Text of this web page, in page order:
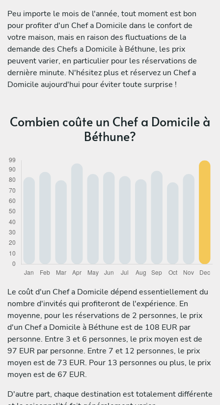
Peu importe le mois de l'année, tout moment est bon
pour profiter d'un Chef a Domicile dans le confort de
votre maison, mais en raison des fluctuations de la
demande des Chefs a Domicile à Béthune, les prix
peuvent varier, en particulier pour les réservations de
dernière minute. N'hésitez plus et réservez un Chef a
Domicile aujourd'hui pour éviter toute surprise !
Combien coûte un Chef a Domicile à
Béthune?
Le coût d'un Chef a Domicile dépend essentiellement du
nombre d'invités qui profiteront de l'expérience. En
moyenne, pour les réservations de 2 personnes, le prix
d'un Chef a Domicile à Béthune est de 108 EUR par
personne. Entre 3 et 6 personnes, le prix moyen est de
97 EUR par personne. Entre 7 et 12 personnes, le prix
moyen est de 73 EUR. Pour 13 personnes ou plus, le prix
moyen est de 67 EUR.
D'autre part, chaque destination est totalement différente